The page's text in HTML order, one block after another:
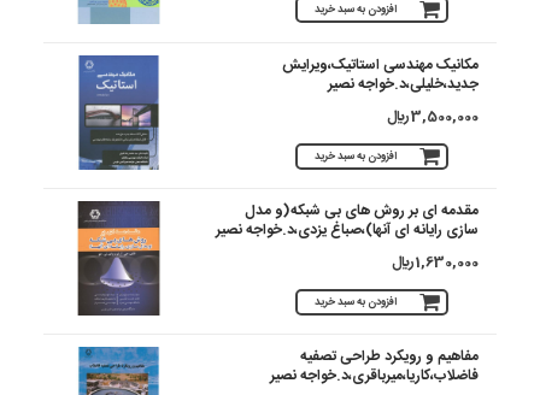
افزودن به سبد خرید
مکانیک مهندسی استاتیک،ویرایش
جدید،خلیلی،د.خواجه نصیر
3,500,000 ريال
افزودن به سبد خرید
مقدمه ای بر روش های بی شبکه(و مدل
سازی رایانه ای آنها)،صباغ یزدی،د.خواجه نصیر
1,630,000 ريال
افزودن به سبد خرید
مفاهیم و رویکرد طراحی تصفیه
فاضلاب،کاریا،میرباقری،د.خواجه نصیر